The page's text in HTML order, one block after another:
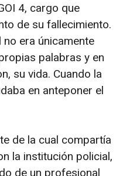
4, cargo que
de su fallecimiento.
no era únicamente
palabras y en
su vida. Cuando la
en anteponer el
de la cual compartía
la institución policial,
de un profesional